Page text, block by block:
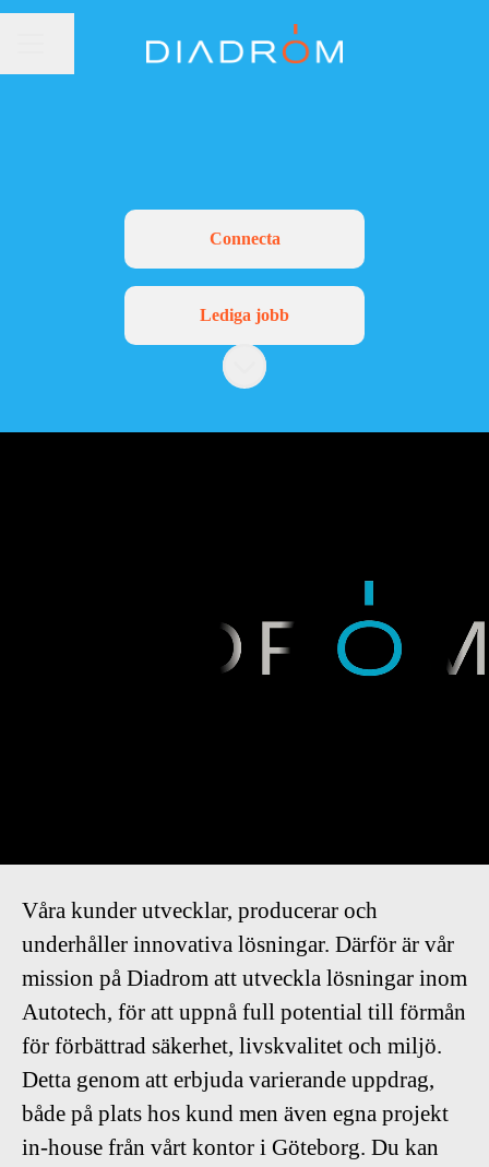
Connecta
Lediga jobb
Skrolla för mer innehåll
Diadrom erbjuder dig en inspirerande
arbetsplats tillsammans med specialister inom
de nyaste teknikområdena. Vi ger dig redskapen
Våra kunder utvecklar, producerar och
underhåller innovativa lösningar. Därför är vår
mission på Diadrom att utveckla lösningar inom
Autotech, för att uppnå full potential till förmån
för förbättrad säkerhet, livskvalitet och miljö.
Detta genom att erbjuda varierande uppdrag,
både på plats hos kund men även egna projekt
in-house från vårt kontor i Göteborg. Du kan